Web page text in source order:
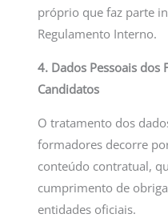
próprio que faz parte
Regulamento Interno.
4. Dados Pessoais dos
Candidatos
O tratamento dos
formadores decorre
conteúdo contratual,
cumprimento de
entidades oficiais.